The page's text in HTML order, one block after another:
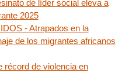
de líder social eleva a
2025
- Atrapados en la
de los migrantes africanos
de violencia en